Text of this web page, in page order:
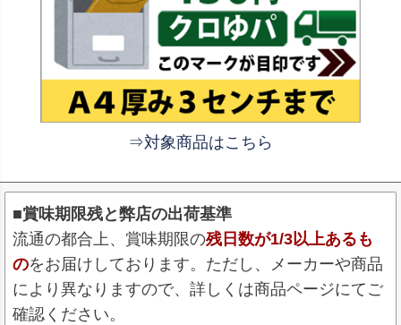
⇒対象商品はこちら
■賞味期限残と弊店の出荷基準
流通の都合上、賞味期限の残日数が1/3以上あるも
のをお届けしております。ただし、メーカーや商品
により異なりますので、詳しくは商品ページにてご
確認ください。